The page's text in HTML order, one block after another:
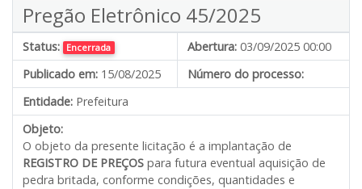
Pregão Eletrônico 45/2025
Status: Encerrada Abertura: 03/09/2025 00:00
Publicado em: 15/08/2025
Número do processo:
Entidade: Prefeitura
Objeto:
O objeto da presente licitação é a implantação de
REGISTRO DE PREÇOS para futura eventual aquisição de
pedra britada, conforme condições, quantidades e